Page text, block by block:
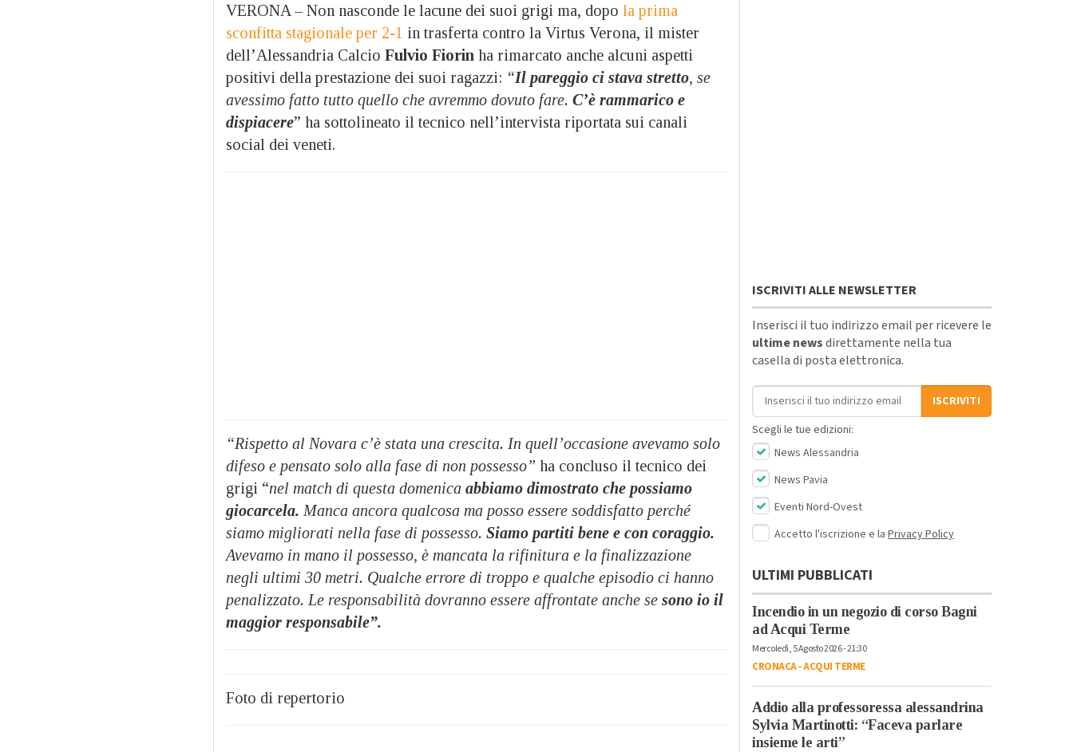
VERONA – Non nasconde le lacune dei suoi grigi ma, dopo la prima
sconfitta stagionale per 2-1 in trasferta contro la Virtus Verona, il mister
dell’Alessandria Calcio Fulvio Fiorin ha rimarcato anche alcuni aspetti
positivi della prestazione dei suoi ragazzi: “Il pareggio ci stava stretto, se
avessimo fatto tutto quello che avremmo dovuto fare. C’è rammarico e
dispiacere” ha sottolineato il tecnico nell’intervista riportata sui canali
social dei veneti.
“Rispetto al Novara c’è stata una crescita. In quell’occasione avevamo solo
difeso e pensato solo alla fase di non possesso” ha concluso il tecnico dei
grigi “nel match di questa domenica abbiamo dimostrato che possiamo
giocarcela. Manca ancora qualcosa ma posso essere soddisfatto perché
siamo migliorati nella fase di possesso. Siamo partiti bene e con coraggio.
Avevamo in mano il possesso, è mancata la rifinitura e la finalizzazione
negli ultimi 30 metri. Qualche errore di troppo e qualche episodio ci hanno
penalizzato. Le responsabilità dovranno essere affrontate anche se sono io il
maggior responsabile”.
Foto di repertorio
ISCRIVITI ALLE NEWSLETTER
Inserisci il tuo indirizzo email per ricevere le
ultime newsdirettamente nella tua
casella di posta elettronica.
Indirizzo email
ISCRIVITI
Scegli le tue edizioni:
News Alessandria
News Pavia
Eventi Nord-Ovest
Accetto l'iscrizione e la Privacy Policy
ULTIMI PUBBLICATI
Incendio in un negozio di corso Bagni
ad Acqui Terme
Mercoledì, 5 Agosto 2026 - 21:30
CRONACA-ACQUI TERME
Addio alla professoressa alessandrina
Sylvia Martinotti: “Faceva parlare
insieme le arti”